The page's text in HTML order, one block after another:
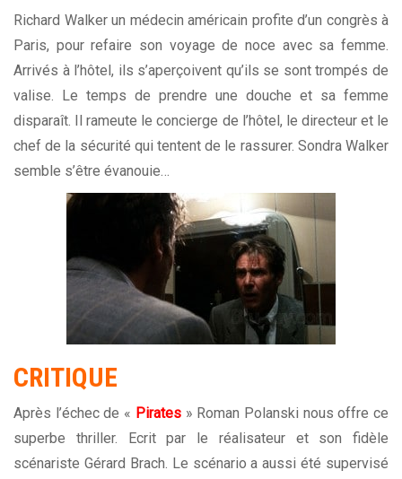
Richard Walker un médecin américain profite d’un congrès à
Paris, pour refaire son voyage de noce avec sa femme.
Arrivés à l’hôtel, ils s’aperçoivent qu’ils se sont trompés de
valise. Le temps de prendre une douche et sa femme
disparaît. Il rameute le concierge de l’hôtel, le directeur et le
chef de la sécurité qui tentent de le rassurer. Sondra Walker
semble s’être évanouie…
CRITIQUE
Après l’échec de « Pirates» Roman Polanski nous offre ce
superbe thriller. Ecrit par le réalisateur et son fidèle
scénariste Gérard Brach. Le scénario a aussi été supervisé